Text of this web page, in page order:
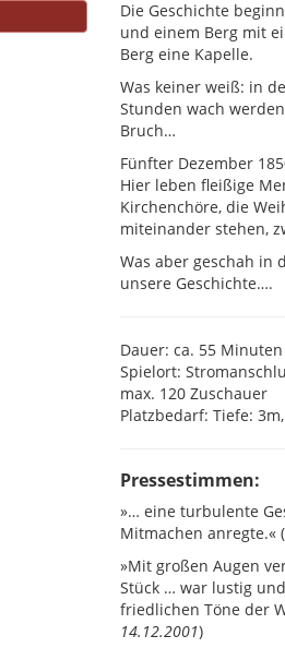
Die Geschichte
und einem Berg mit
Berg eine Kapelle.
Was keiner weiß: in
Stunden wach
Bruch…
Fünfter Dezember
Hier leben fleißige
Kirchenchöre, die
miteinander stehen,
Was aber geschah in
unsere Geschichte….
Dauer: ca. 55 Minuten
Spielort:
max. 120 Zuschauer
Platzbedarf: Tiefe:
Pressestimmen:
»… eine turbulente
Mitmachen anregte.« (
»Mit großen Augen
Stück … war lustig
friedlichen Töne der
14.12.2001)